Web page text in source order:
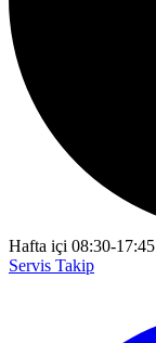
Hafta içi 08:30-17:45
Servis Takip